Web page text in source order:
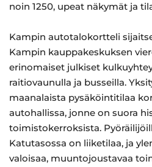
noin 1250, upeat näkymät ja
Kampin autotalokortteli
Kampin kauppakeskuksen
erinomaiset julkiset
raitiovaunulla ja busseilla.
maanalaista pysäköintitilaa
autohallissa, jonne on suora
toimistokerroksista.
Katutasossa on liiketilaa, ja
valoisaa, muuntojoustavaa